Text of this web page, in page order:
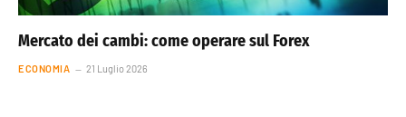
Mercato dei cambi: come operare sul Forex
ECONOMIA 21 Luglio 2026